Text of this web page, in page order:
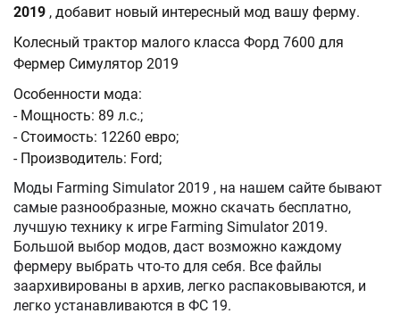
2019 , добавит новый интересный мод вашу ферму.
Колесный трактор малого класса Форд 7600 для
Фермер Симулятор 2019
Особенности мода:
- Мощность: 89 л.с.;
- Стоимость: 12260 евро;
- Производитель: Ford;
Моды Farming Simulator 2019 , на нашем сайте бывают
самые разнообразные, можно скачать бесплатно,
лучшую технику к игре Farming Simulator 2019.
Большой выбор модов, даст возможно каждому
фермеру выбрать что-то для себя. Все файлы
заархивированы в архив, легко распаковываются, и
легко устанавливаются в ФС 19.